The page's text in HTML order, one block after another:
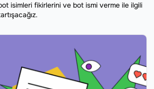
isimleri fikirlerini ve bot ismi verme ile ilgili